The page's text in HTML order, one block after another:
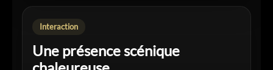
Interaction
Une présence scénique